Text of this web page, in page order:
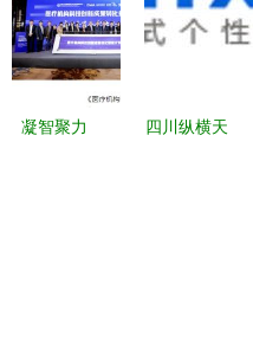
大全新产品
引领行业创
凝智聚力
四川纵横天